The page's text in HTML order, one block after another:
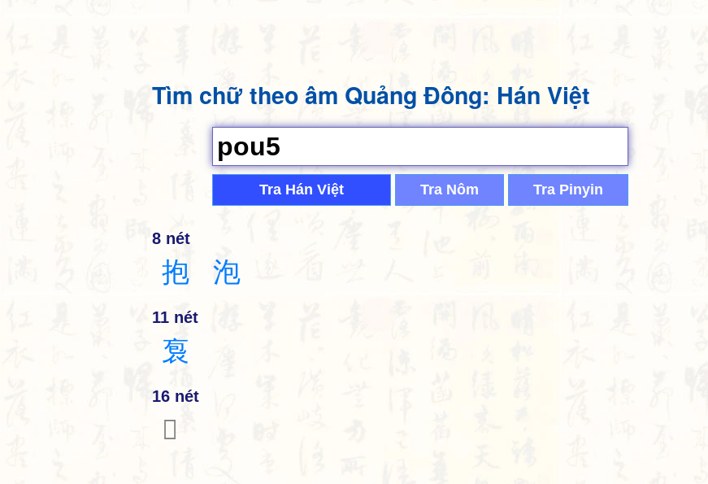
Tìm chữ theo âm Quảng Đông: Hán Việt
Tra Hán Việt Tra Nôm Tra Pinyin
8 nét
抱 泡
11 nét
袌
16 nét
𩶉